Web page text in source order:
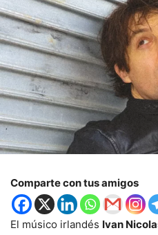
Comparte con tus amigos
El músico irlandés Ivan